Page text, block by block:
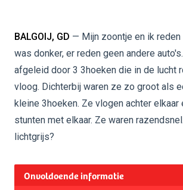
BALGOIJ, GD — Mijn zoontje en ik reden
was donker, er reden geen andere
afgeleid door 3 3hoeken die in de lucht
vloog. Dichterbij waren ze zo groot als
kleine 3hoeken. Ze vlogen achter elkaar
stunten met elkaar. Ze waren
lichtgrijs?
Onvoldoende informatie